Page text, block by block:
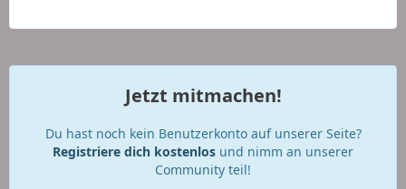
Jetzt mitmachen!
Du hast noch kein Benutzerkonto auf unserer Seite?
Registriere dich kostenlos und nimm an unserer
Community teil!